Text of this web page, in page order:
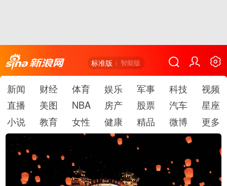
标准版 智能版
新闻 财经 体育 娱乐 军事 科技
视频
直播
美图 NBA 房产 股票 汽车
星座
小说
教育 女性 健康 精品 微博 更多